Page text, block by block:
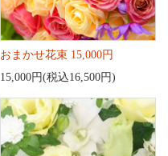
おまかせ花束 15,000円
15,000円(税込16,500円)